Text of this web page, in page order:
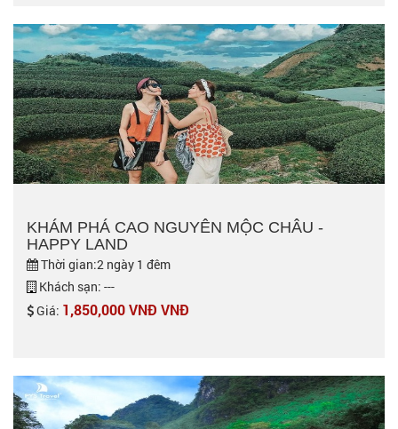
KHÁM PHÁ CAO NGUYÊN MỘC CHÂU -
HAPPY LAND
Thời gian:2 ngày 1 đêm
Khách sạn: ---
Giá: 1,850,000 VNĐ VNĐ